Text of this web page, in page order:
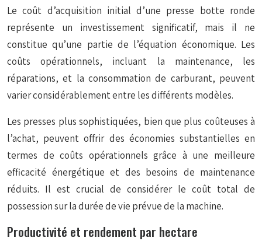
Le coût d’acquisition initial d’une presse botte ronde
représente un investissement significatif, mais il ne
constitue qu’une partie de l’équation économique. Les
coûts opérationnels, incluant la maintenance, les
réparations, et la consommation de carburant, peuvent
varier considérablement entre les différents modèles.
Les presses plus sophistiquées, bien que plus coûteuses à
l’achat, peuvent offrir des économies substantielles en
termes de coûts opérationnels grâce à une meilleure
efficacité énergétique et des besoins de maintenance
réduits. Il est crucial de considérer le coût total de
possessionsur la durée de vie prévue de la machine.
Productivité et rendement par hectare